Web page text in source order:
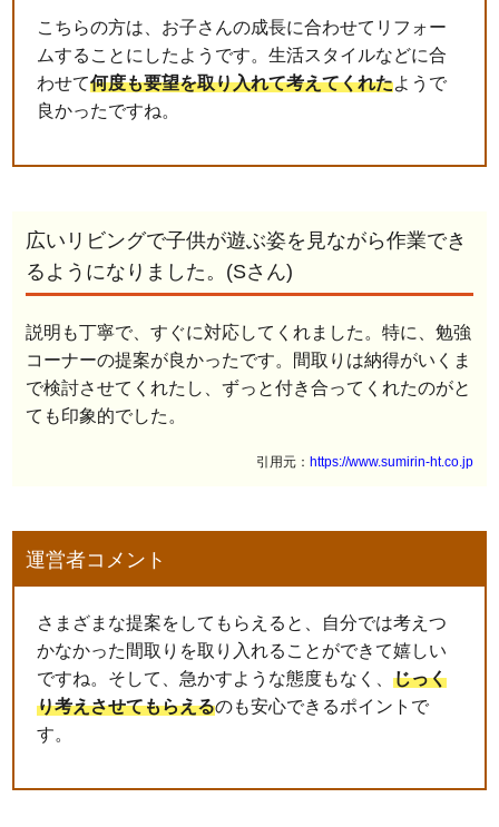
こちらの方は、お子さんの成長に合わせてリフォー
ムすることにしたようです。生活スタイルなどに合
わせて何度も要望を取り入れて考えてくれたようで
良かったですね。
広いリビングで子供が遊ぶ姿を見ながら作業でき
るようになりました。(Sさん)
説明も丁寧で、すぐに対応してくれました。特に、勉強
コーナーの提案が良かったです。間取りは納得がいくま
で検討させてくれたし、ずっと付き合ってくれたのがと
ても印象的でした。
引用元： https://www.sumirin-ht.co.jp
運営者コメント
さまざまな提案をしてもらえると、自分では考えつ
かなかった間取りを取り入れることができて嬉しい
ですね。そして、急かすような態度もなく、じっく
り考えさせてもらえるのも安心できるポイントで
す。